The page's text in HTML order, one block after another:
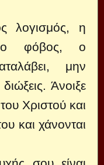
λογισμός, η
ο φόβος, ο
μην
Άνοιξε
Χριστού και
και χάνονται